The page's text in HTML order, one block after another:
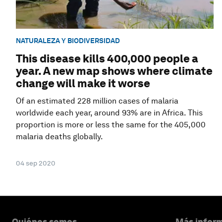
NATURALEZA Y BIODIVERSIDAD
This disease kills 400,000 people a
year. A new map shows where climate
change will make it worse
Of an estimated 228 million cases of malaria
worldwide each year, around 93% are in Africa. This
proportion is more or less the same for the 405,000
malaria deaths globally.
04 sep 2020